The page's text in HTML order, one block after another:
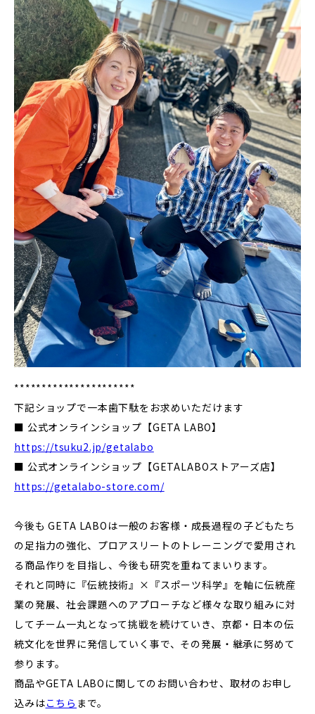
**********************
下記ショップで一本歯下駄をお求めいただけます
■ 公式オンラインショップ【GETA LABO】
https://tsuku2.jp/getalabo
■ 公式オンラインショップ【GETALABOストアーズ店】
https://getalabo-store.com/
今後も GETA LABOは一般のお客様・成長過程の子どもたち
の足指力の強化、プロアスリートのトレーニングで愛用され
る商品作りを目指し、今後も研究を重ねてまいります。
それと同時に『伝統技術』×『スポーツ科学』を軸に伝統産
業の発展、社会課題へのアプローチなど様々な取り組みに対
してチーム一丸となって挑戦を続けていき、京都・日本の伝
統文化を世界に発信していく事で、その発展・継承に努めて
参ります。
商品やGETA LABOに関してのお問い合わせ、取材のお申し
込みはこちら まで。